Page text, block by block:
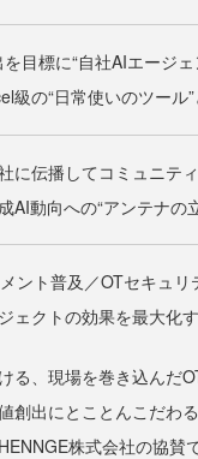
目標に“自社AIエージェ
の“日常使いのツール”
に伝播してコミュニテ
AI動向への“アンテナの
ント普及／OTセキュ
ェクトの効果を最大化
る、現場を巻き込んだ
創出にとことんこだわ
株式会社の協賛